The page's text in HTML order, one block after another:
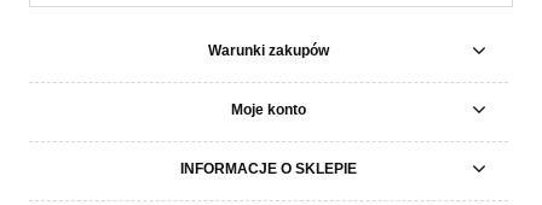
Warunki zakupów
Moje konto
INFORMACJE O SKLEPIE